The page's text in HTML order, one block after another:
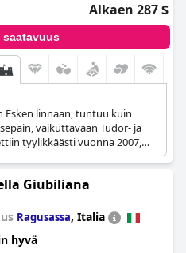
Alkaen 287 $
saatavuus
linnaan, tuntuu kuin
vaikuttavaan Tudor- ja
tyylikkäästi vuonna 2007,
boutique-hotellin nykyaikaiset
säilyttämään muinaiset
ainutlaatuisen ilmapiirin, joka
ja hämmästyttää heitä.
klaanien esi-isien kotipaikka, ja
linnasta tuli hotelli, joka se
Giubiliana
Ragusassa, Italia
hyvä